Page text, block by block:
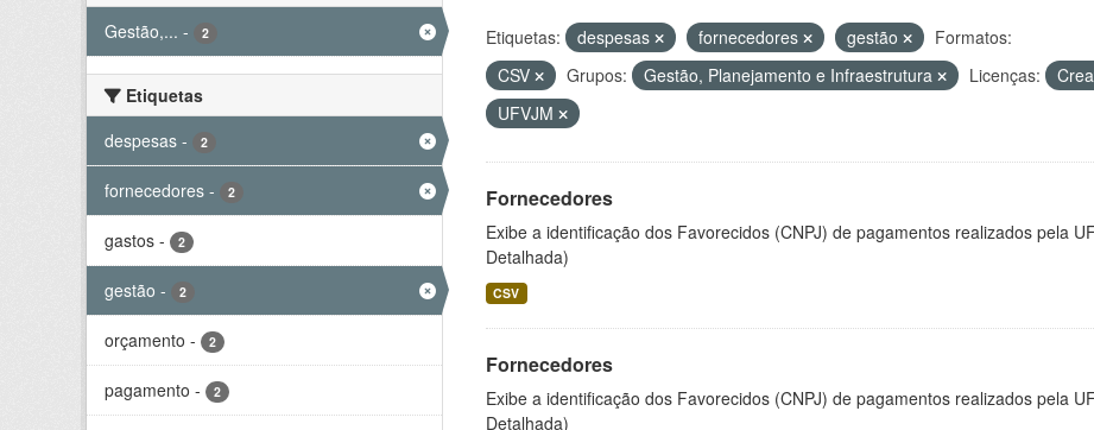
Gestão,... - 2
Etiquetas
despesas - 2
fornecedores - 2
gastos - 2
gestão - 2
orçamento - 2
pagamento - 2
Etiquetas: despesas fornecedores gestão
Formatos:
CSV
Grupos: Gestão, Planejamento e Infraestrutura Licenças:
UFVJM
Fornecedores
Exibe a identificação dos Favorecidos (CNPJ) de pagamentos realizados pela
Detalhada)
CSV
Fornecedores
Exibe a identificação dos Favorecidos (CNPJ) de pagamentos realizados pela
Detalhada)